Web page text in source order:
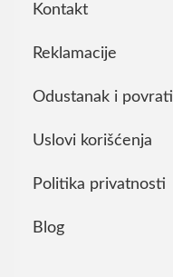
Kontakt
Reklamacije
Odustanak i povrati
Uslovi korišćenja
Politika privatnosti
Blog